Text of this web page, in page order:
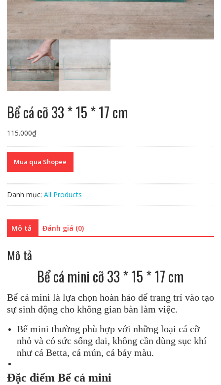
Bể cá cỡ 33 * 15 * 17 cm
115.000₫
Mua qua Shopee
Danh mục: All Products
Mô tả Đánh giá (0)
Mô tả
Bể cá mini cỡ 33 * 15 * 17 cm
Bể cá mini là lựa chọn hoàn hảo để trang trí vào tạo
sự sinh động cho không gian bàn làm việc.
Bể mini thường phù hợp với những loại cá cỡ
nhỏ và có sức sống dai, không cần dùng sục khí
như cá Betta, cá mún, cá bảy màu.
Đặc điểm Bể cá mini